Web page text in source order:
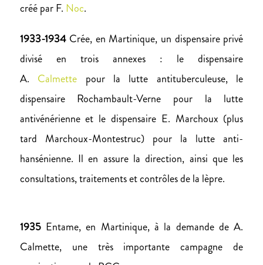
créé par F. Noc.
1933-1934Crée, en Martinique, un dispensaire privé
divisé en trois annexes : le dispensaire
A. Calmette pour la lutte antituberculeuse, le
dispensaire Rochambault-Verne pour la lutte
antivénérienne et le dispensaire E. Marchoux (plus
tard Marchoux-Montestruc) pour la lutte anti-
hansénienne. Il en assure la direction, ainsi que les
consultations, traitements et contrôles de la lèpre.
1935Entame, en Martinique, à la demande de A.
Calmette, une très importante campagne de